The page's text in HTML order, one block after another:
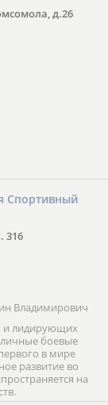
д.26
Спортивный
316
Владимирович
и лидирующих
боевые
в мире
развитие во
на